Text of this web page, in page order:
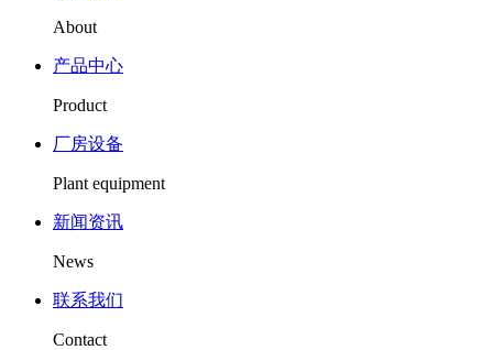
About
产品中心
Product
厂房设备
Plant equipment
新闻资讯
News
联系我们
Contact